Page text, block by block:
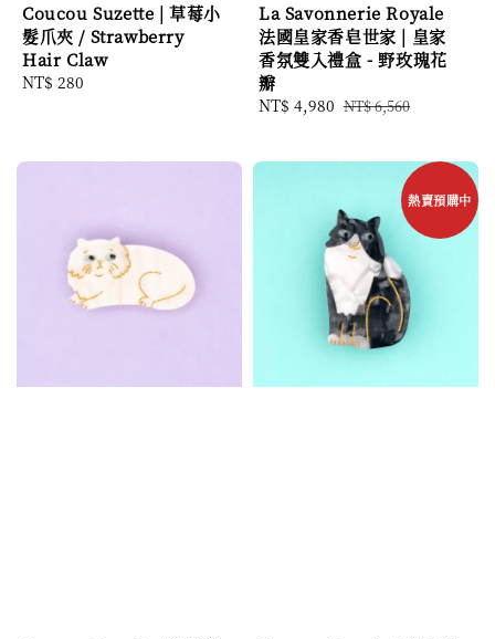
Coucou Suzette | 草莓小
髮爪夾 / Strawberry
Hair Claw
Regular
NT$ 280
La Savonnerie Royale
法國皇家香皂世家 | 皇家
香氛雙入禮盒 - 野玫瑰花
瓣
Sale
NT$ 4,980 Regular
NT$ 6,560
熱賣預購中